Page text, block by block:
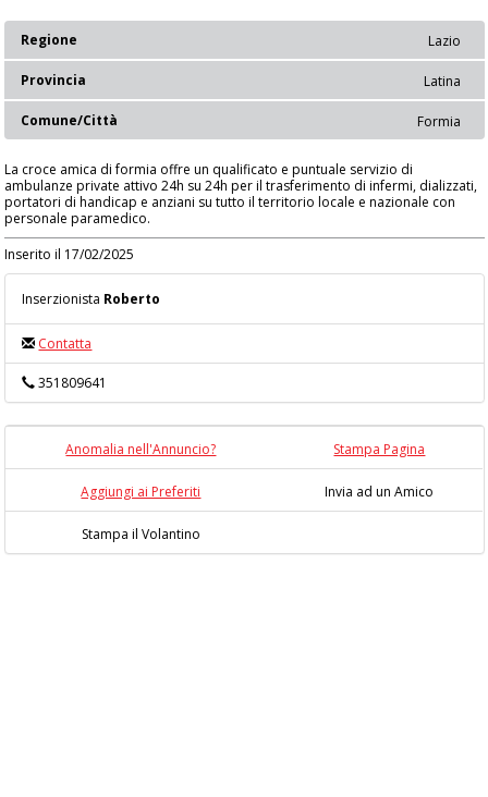
Lazio
Regione
Latina
Provincia
Formia
Comune/Città
La croce amica di formia offre un qualificato e puntuale servizio di
ambulanze private attivo 24h su 24h per il trasferimento di infermi, dializzati,
portatori di handicap e anziani su tutto il territorio locale e nazionale con
personale paramedico.
Inserito il 17/02/2025
Inserzionista Roberto
Contatta
351809641
Anomalia nell'Annuncio? Stampa Pagina
Aggiungi ai Preferiti Invia ad un Amico
Stampa il Volantino